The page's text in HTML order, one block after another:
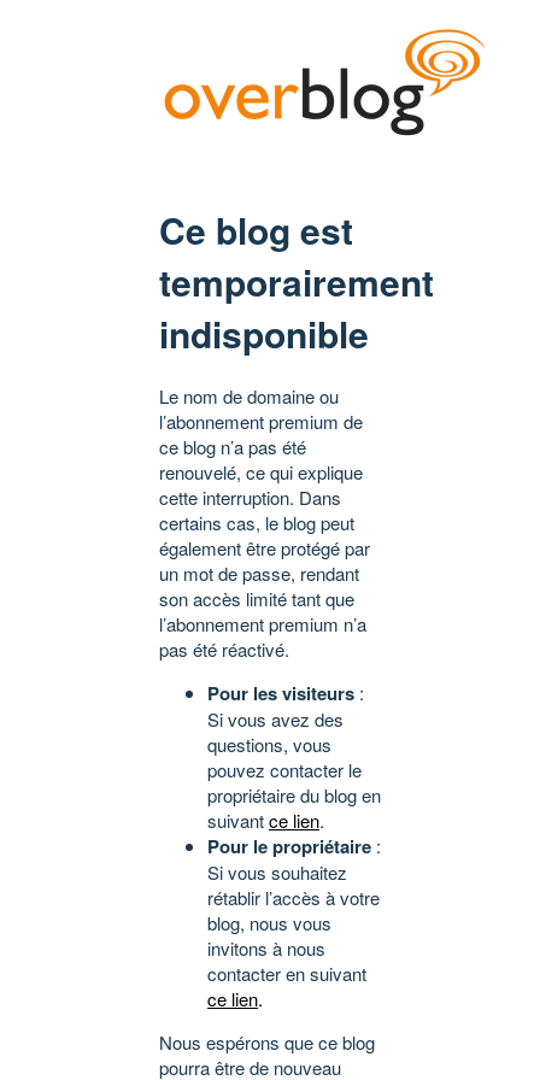
Ce blog est
temporairement
indisponible
Le nom de domaine ou
l’abonnement premium de
ce blog n’a pas été
renouvelé, ce qui explique
cette interruption. Dans
certains cas, le blog peut
également être protégé par
un mot de passe, rendant
son accès limité tant que
l’abonnement premium n’a
pas été réactivé.
Pour les visiteurs :
Si vous avez des
questions, vous
pouvez contacter le
propriétaire du blog en
suivantce lien.
Pour le propriétaire :
Si vous souhaitez
rétablir l’accès à votre
blog, nous vous
invitons à nous
contacter en suivant
ce lien.
Nous espérons que ce blog
pourra être de nouveau